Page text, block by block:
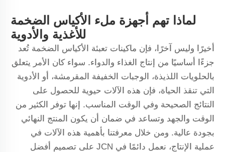
لماذا تهم أجهزة ملء الأكياس الضخمة
للأغذية والأدوية
أخيرًا وليس آخرًا، فإن ماكينات تعبئة الأكياس الضخمة تُعد
جزءًا أساسيًا من إنتاج الغذاء والدواء. سواء كان الأمر يتعلق
بالحلويات اللذيذة، الوجبات الخفيفة المقرمشة، أو الأدوية
التي تنقذ الحياة، فإن هذه الآلات حيوية للحصول على
النتائج الصحيحة وفي الوقت المناسب. إنها توفر الكثير من
الوقت والجهد وتساعد في ضمان أن يكون المنتج النهائي
بجودة عالية. ومن خلال معرفتنا بأهمية هذه الآلات في
عملية الإنتاج، نعمل دائمًا في JCN على تصميم أفضل